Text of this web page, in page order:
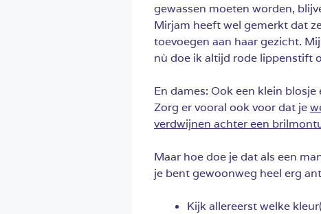
gewassen moeten worden,
Mirjam heeft wel gemerkt dat
toevoegen aan haar gezicht.
nù doe ik altijd rode lippenstift
En dames: Ook een klein
Zorg er vooral ook voor dat je
verdwijnen achter een
Maar hoe doe je dat als een
je bent gewoonweg heel erg
Kijk allereerst welke